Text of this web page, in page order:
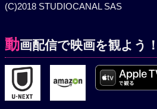
(C)2018 STUDIOCANAL SAS
動画配信で映画を観よう！